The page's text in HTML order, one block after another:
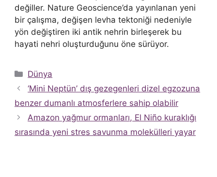
değiller. Nature Geoscience’da yayınlanan yeni
bir çalışma, değişen levha tektoniği nedeniyle
yön değiştiren iki antik nehrin birleşerek bu
hayati nehri oluşturduğunu öne sürüyor.
Kategoriler
Dünya
‘Mini Neptün’ dış gezegenleri dizel egzozuna
benzer dumanlı atmosferlere sahip olabilir
Amazon yağmur ormanları, El Niño kuraklığı
sırasında yeni stres savunma molekülleri yayar